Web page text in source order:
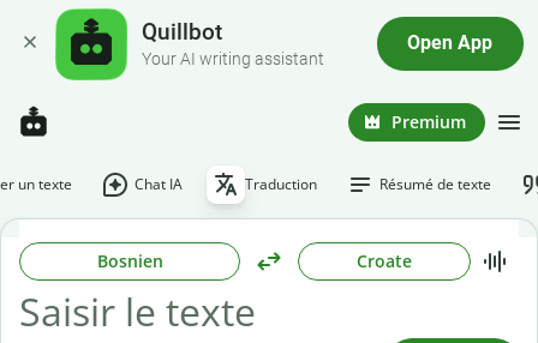
Quillbot
Your AI writing assistant
Open App
Premium
un texte Chat IA Traduction Résumé de texte
Bosnien Croate